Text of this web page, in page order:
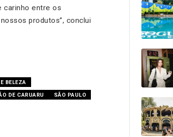
carinho entre os
produtos”, conclui
BELEZA
DE CARUARU
SÃO PAULO